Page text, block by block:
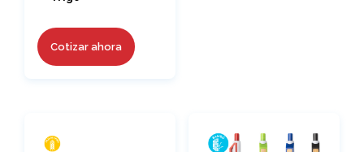
Cotizar ahora